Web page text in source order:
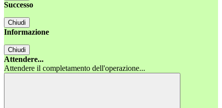
Successo
Chiudi
Informazione
Chiudi
Attendere...
Attendere il completamento dell'operazione...